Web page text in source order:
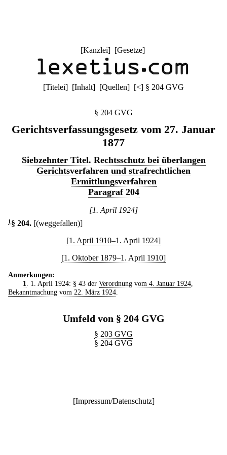
[Kanzlei] [Gesetze]
[Titelei] [Inhalt] [Quellen] [<] § 204 GVG
§ 204 GVG
Gerichtsverfassungsgesetz vom 27. Januar
1877
Siebzehnter Titel. Rechtsschutz bei überlangen
Gerichtsverfahren und strafrechtlichen
Ermittlungsverfahren
Paragraf 204
[1. April 1924]
1 § 204. [(weggefallen)]
[1. April 1910–1. April 1924]
[1. Oktober 1879–1. April 1910]
Anmerkungen:
1
. 1. April 1924: § 43 der Verordnung vom 4. Januar 1924,
Bekanntmachung vom 22. März 1924
Umfeld von § 204 GVG
§ 203 GVG
§ 204 GVG
[Impressum/Datenschutz]